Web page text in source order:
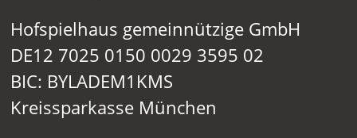
Hofspielhaus gemeinnützige GmbH
DE12 7025 0150 0029 3595 02
BIC: BYLADEM1KMS
Kreissparkasse München